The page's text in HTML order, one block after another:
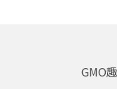
GMO